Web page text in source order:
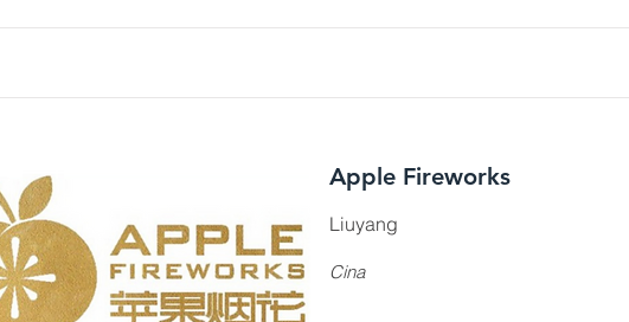
Apple Fireworks
Liuyang
Cina